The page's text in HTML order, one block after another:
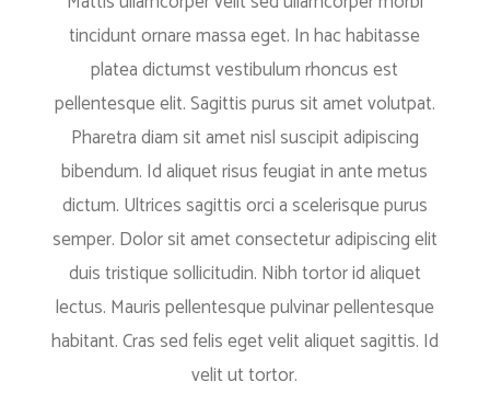
tincidunt ornare massa eget. In hac habitasse
platea dictumst vestibulum rhoncus est
pellentesque elit. Sagittis purus sit amet volutpat.
Pharetra diam sit amet nisl suscipit adipiscing
bibendum. Id aliquet risus feugiat in ante metus
dictum. Ultrices sagittis orci a scelerisque purus
semper. Dolor sit amet consectetur adipiscing elit
duis tristique sollicitudin. Nibh tortor id aliquet
lectus. Mauris pellentesque pulvinar pellentesque
habitant. Cras sed felis eget velit aliquet sagittis. Id
velit ut tortor.